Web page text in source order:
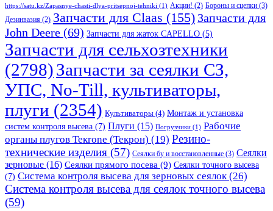
https://satu.kz/Zapasnye-chasti-dlya-pritsepnoj-tehniki (1) Акции! (2) Бороны и сцепки (3)
Дезинвазия (2) Запчасти для Claas (155) Запчасти для
John Deere (69) Запчасти для жаток CAPELLO (5)
Запчасти для сельхозтехники
(2798)Запчасти за сеялки СЗ,
УПС, No-Till, культиваторы,
плуги (2354) Культиваторы (4) Монтаж и установка
систем контроля высева (7) Плуги (15) Погрузчики (1) Рабочие
органы плугов Текrоne (Текрон) (19) Резино-
технические изделия (57) Сеялки бу и восстановленные (3) Сеялки
зерновые (16) Сеялки прямого посева (9) Сеялки точного высева
(7) Система контроля высева для зерновых сеялок (26)
Система контроля высева для сеялок точного высева
(59)